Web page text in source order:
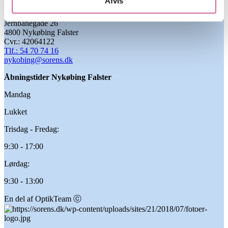
Nykøbing Falster
Jernbanegade 26
4800 Nykøbing Falster
Cvr.: 42064122
Tlf.: 54 70 74 16
nykobing@sorens.dk
Åbningstider Nykøbing Falster
Mandag
Lukket
Trisdag - Fredag:
9:30 - 17:00
Lørdag:
9:30 - 13:00
En del af OptikTeam ⓒ